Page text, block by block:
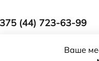
(44) 723-63-99
Ваше